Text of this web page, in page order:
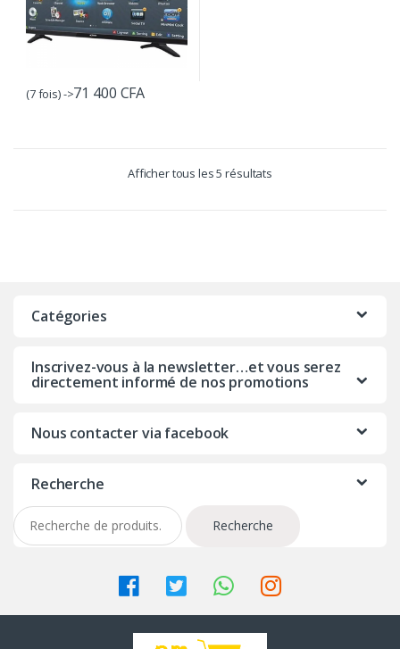
(7 fois) ->71 400 CFA
Afficher tous les 5 résultats
Catégories
Inscrivez-vous à la newsletter…et vous serez
directement informé de nos promotions
Nous contacter via facebook
Recherche
Recherche
pour :
Recherche